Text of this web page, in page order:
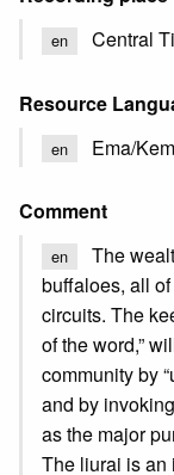
en Central
Resource
en Ema/
Comment
en
The
buffaloes, all
circuits. The
of the word,”
community by
and by
as the major
The liurai is an